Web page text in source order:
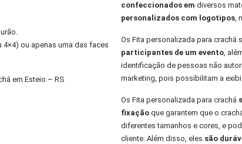
4×4) ou apenas uma das faces
em Esteio – RS
confeccionados em diversos
personalizados com logotipos,
Os Fita personalizada para crachá
participantes de um evento,
identificação de pessoas não
marketing, pois possibilitam a
Os Fita personalizada para crachá
fixaçãoque garantem que o
diferentes tamanhos e cores, e
cliente. Além disso, eles são